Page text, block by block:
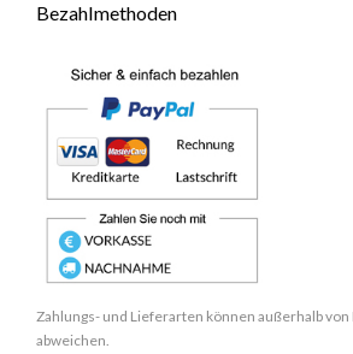
Bezahlmethoden
Zahlungs- und Lieferarten können außerhalb von
abweichen.